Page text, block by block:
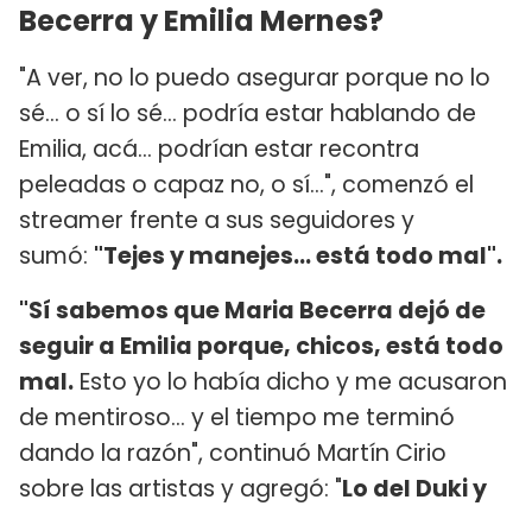
Becerra y Emilia Mernes?
"A ver, no lo puedo asegurar porque no lo
sé... o sí lo sé... podría estar hablando de
Emilia, acá... podrían estar recontra
peleadas o capaz no, o sí...", comenzó el
streamer frente a sus seguidores y
sumó: "Tejes y manejes... está todo mal".
"Sí sabemos que Maria Becerra dejó de
seguir a Emilia porque, chicos, está todo
mal. Esto yo lo había dicho y me acusaron
de mentiroso... y el tiempo me terminó
dando la razón", continuó Martín Cirio
sobre las artistas y agregó: "Lo del Duki y